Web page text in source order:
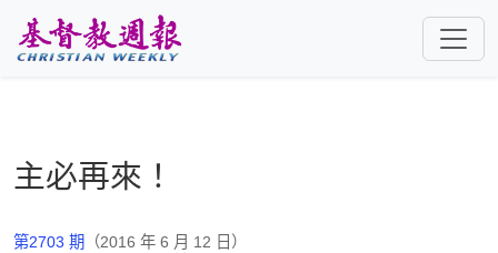
主必再來！
第2703 期 （2016 年 6 月 12 日）